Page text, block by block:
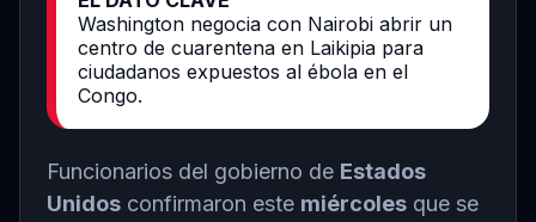
Washington negocia con Nairobi abrir un
centro de cuarentena en Laikipia para
ciudadanos expuestos al ébola en el
Congo.
Funcionarios del gobierno de Estados
Unidos confirmaron este miércoles que se